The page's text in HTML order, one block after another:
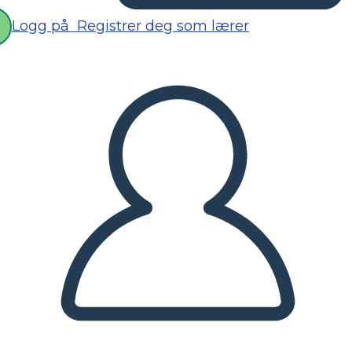
Logg på Registrer deg som lærer